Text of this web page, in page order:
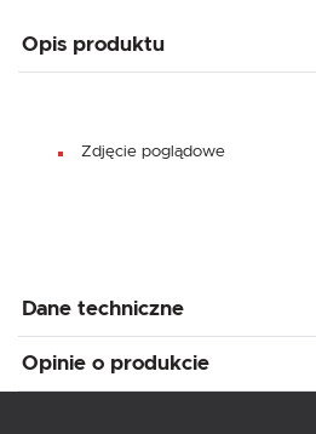
Opis produktu
Zdjęcie poglądowe
Dane techniczne
Opinie o produkcie